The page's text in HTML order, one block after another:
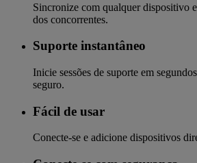
Sincronize com qualquer dispositivo
dos concorrentes.
Suporte instantâneo
Inicie sessões de suporte em
seguro.
Fácil de usar
Conecte-se e adicione dispositivos